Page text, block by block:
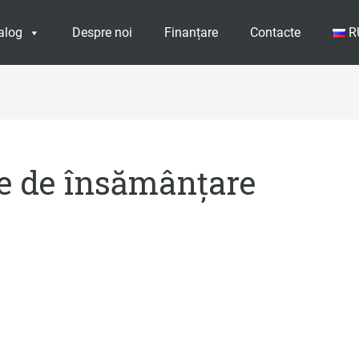
Despre noi Finanțare Contacte
de însămânțare